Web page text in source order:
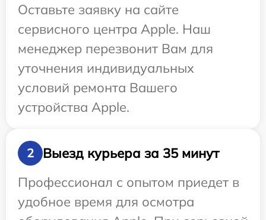
Оставьте заявку на сайте
сервисного центра Apple. Наш
менеджер перезвонит Вам для
уточнения индивидуальных
условий ремонта Вашего
устройства Apple.
2
Выезд курьера за 35 минут
Профессионал с опытом приедет в
удобное время для осмотра